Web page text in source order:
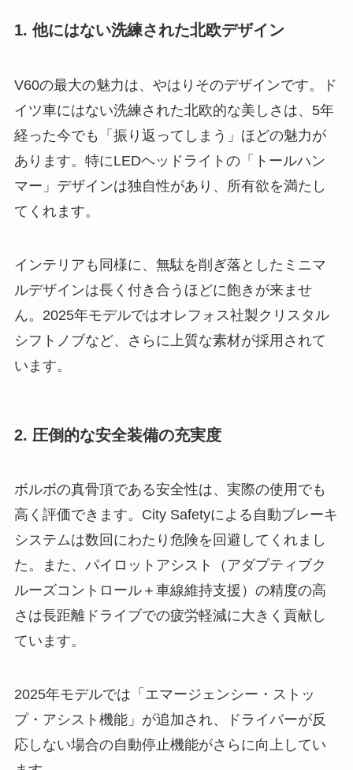
1. 他にはない洗練された北欧デザイン
V60の最大の魅力は、やはりそのデザインです。ド
イツ車にはない洗練された北欧的な美しさは、5年
経った今でも「振り返ってしまう」ほどの魅力が
あります。特にLEDヘッドライトの「トールハン
マー」デザインは独自性があり、所有欲を満たし
てくれます。
インテリアも同様に、無駄を削ぎ落としたミニマ
ルデザインは長く付き合うほどに飽きが来ませ
ん。2025年モデルではオレフォス社製クリスタル
シフトノブなど、さらに上質な素材が採用されて
います。
2. 圧倒的な安全装備の充実度
ボルボの真骨頂である安全性は、実際の使用でも
高く評価できます。City Safetyによる自動ブレーキ
システムは数回にわたり危険を回避してくれまし
た。また、パイロットアシスト（アダプティブク
ルーズコントロール＋車線維持支援）の精度の高
さは長距離ドライブでの疲労軽減に大きく貢献し
ています。
2025年モデルでは「エマージェンシー・ストッ
プ・アシスト機能」が追加され、ドライバーが反
応しない場合の自動停止機能がさらに向上してい